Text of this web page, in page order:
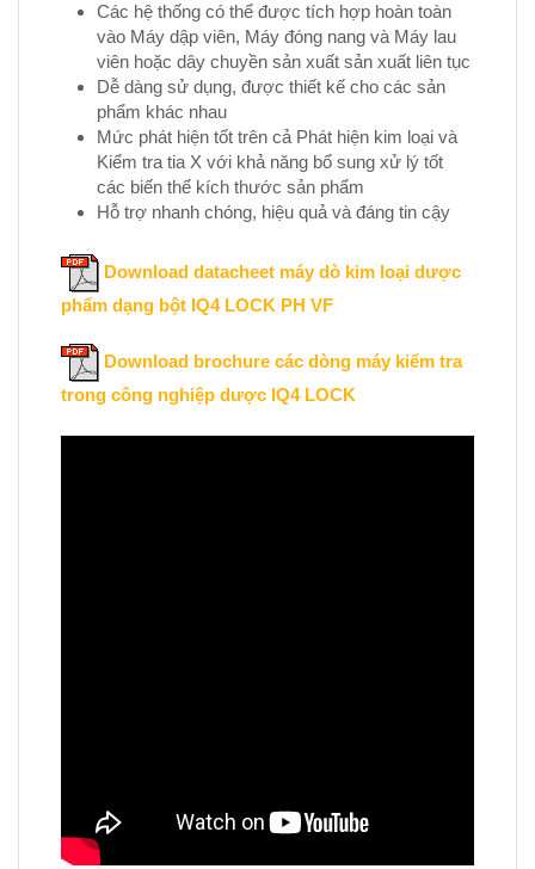
Các hệ thống có thể được tích hợp hoàn toàn
vào Máy dập viên, Máy đóng nang và Máy lau
viên hoặc dây chuyền sản xuất sản xuất liên tục
Dễ dàng sử dụng, được thiết kế cho các sản
phẩm khác nhau
Mức phát hiện tốt trên cả Phát hiện kim loại và
Kiểm tra tia X với khả năng bổ sung xử lý tốt
các biến thể kích thước sản phẩm
Hỗ trợ nhanh chóng, hiệu quả và đáng tin cậy
Download datacheet máy dò kim loại dược
phẩm dạng bột IQ4 LOCK PH VF
Download brochure các dòng máy kiểm tra
trong công nghiệp dược IQ4 LOCK